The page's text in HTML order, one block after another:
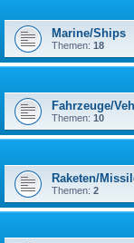
Marine/Ships
Themen: 18
Fahrzeuge/
Themen: 10
Raketen/
Themen: 2